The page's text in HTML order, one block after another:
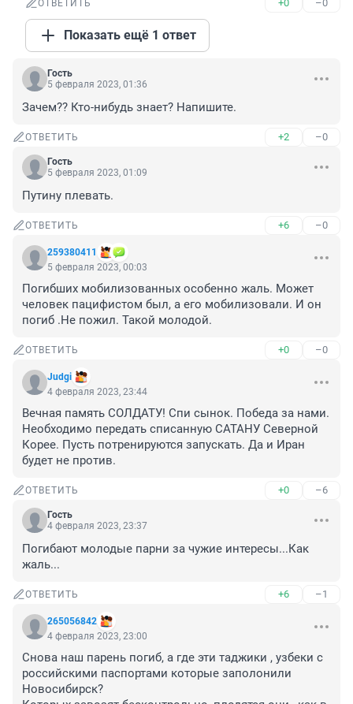
ОТВЕТИТЬ +0 –0
Показать ещё 1 ответ
Гость
5 февраля 2023, 01:36
Зачем?? Кто-нибудь знает? Напишите.
ОТВЕТИТЬ +2 –0
Гость
5 февраля 2023, 01:09
Путину плевать.
ОТВЕТИТЬ +6 –0
259380411
5 февраля 2023, 00:03
Погибших мобилизованных особенно жаль. Может
человек пацифистом был, а его мобилизовали. И он
погиб .Не пожил. Такой молодой.
ОТВЕТИТЬ +0 –0
Judgi
4 февраля 2023, 23:44
Вечная память СОЛДАТУ! Спи сынок. Победа за нами.
Необходимо передать списанную САТАНУ Северной
Корее. Пусть потренируются запускать. Да и Иран
будет не против.
ОТВЕТИТЬ +0 –6
Гость
4 февраля 2023, 23:37
Погибают молодые парни за чужие интересы...Как
жаль...
ОТВЕТИТЬ +6 –1
265056842
4 февраля 2023, 23:00
Снова наш парень погиб, а где эти таджики , узбеки с
российскими паспортами которые заполонили
Новосибирск?